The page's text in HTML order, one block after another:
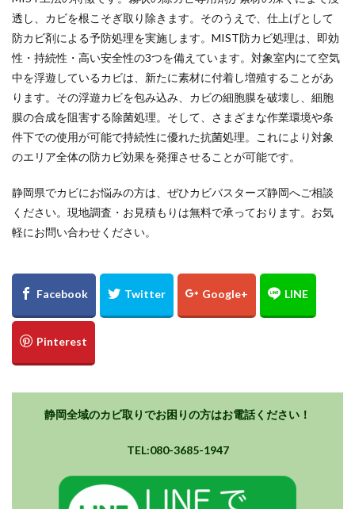
透し、カビを根こそぎ取り除きます。そのうえで、仕上げとして
防カビ剤による予防処理を実施します。MIST防カビ処理は、即効
性・持続性・高い安全性の3つを備えています。対象室内にて空気
中を浮遊しているカビは、新たに素材に付着し増殖することがあ
ります。その浮遊カビを包み込み、カビの細胞膜を破壊し、細胞
膜の合成を阻害する除菌処理。そして、さまざまな作業環境や条
件下での使用が可能で持続性に優れた抗菌処理。これにより対象
のエリア全体の防カビ効果を発揮させることが可能です。
静岡県でカビにお悩みの方は、ぜひカビバスターズ静岡へご相談
ください。現地調査・お見積もりは無料で承っております。お気
軽にお問い合わせください。
静岡全域のカビ取りでお困りの方はお電話ください！
TEL:080-3685-1947